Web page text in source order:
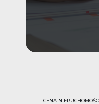
CENA